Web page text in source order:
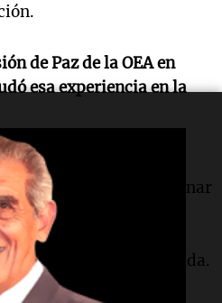
de Paz de la OEA en
esa experiencia en la
muy fuerte.
comunidades, a gestionar
y resiliencia. Mi
donde
una mejor calidad de vida.